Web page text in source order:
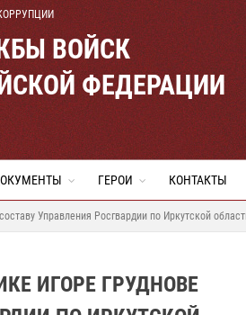
ВОЙСК
ФЕДЕРАЦИИ
ГЕРОИ КОНТАКТЫ
Управления Росгвардии по Иркутской
ИГОРЕ ГРУДНОВЕ